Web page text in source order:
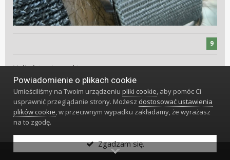
9
Małżeństwo i zegarki.
rafalmosty 164004
#4448
Napisano26 Kwietnia
Powiadomienie o plikach cookie
Umieściliśmy na Twoim urządzeniupliki cookie, aby pomóc Ci
usprawnić przeglądanie strony. Możesz dostosować ustawienia
plików cookie, w przeciwnym wypadku zakładamy, że wyrażasz
na to zgodę.
Zgadzam się.